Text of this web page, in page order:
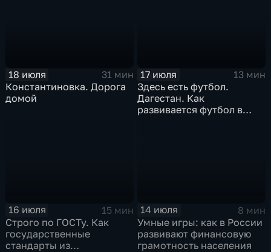
18 июля
31 мин
Константиновка. Дорога
домой
17 июля
13 мин
Здесь есть футбол.
Дагестан. Как
развивается футбол в
16 июля
15 мин
Строго по ГОСТу. Как
государственные
стандарты из
14 июля
8 мин
Умные игры: как в России
развивают финансовую
грамотность населения